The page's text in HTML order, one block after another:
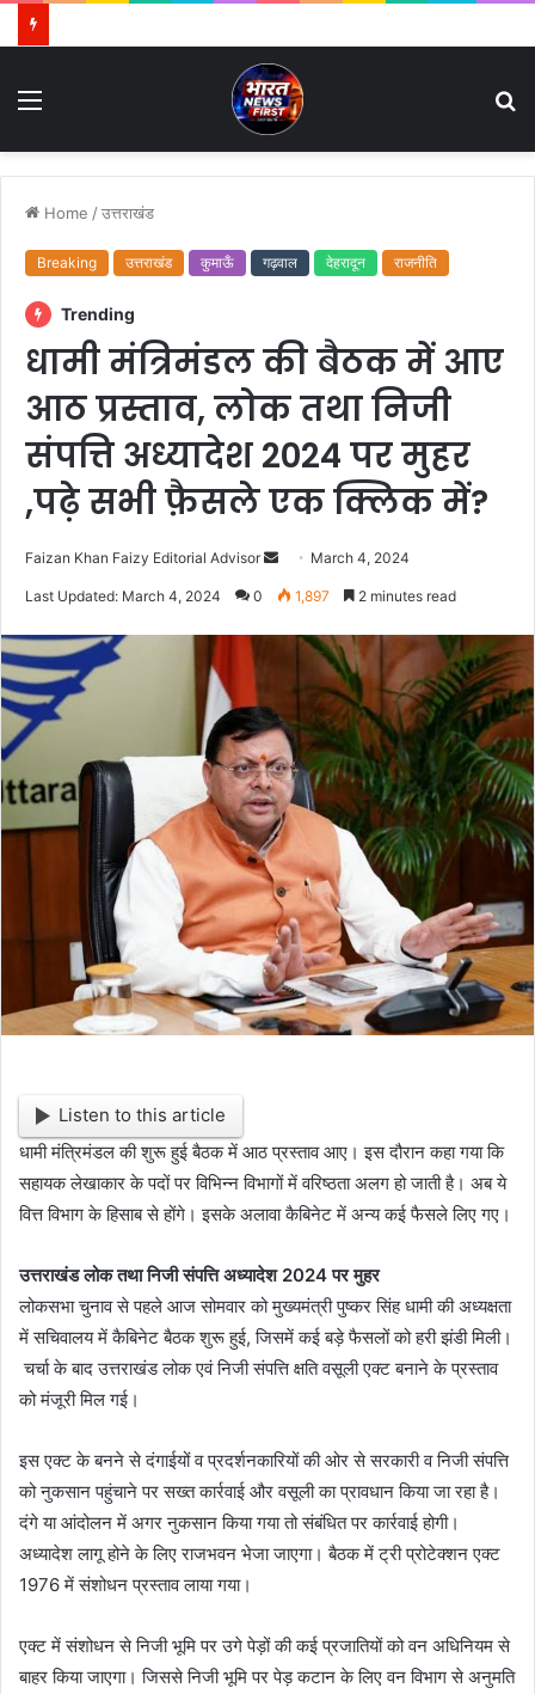
Home /उत्तराखंड
Breaking उत्तराखंड कुमाऊँ गढ़वाल देहरादून राजनीति
Trending
धामी मंत्रिमंडल की बैठक में आए
आठ प्रस्ताव, लोक तथा निजी
संपत्ति अध्यादेश 2024 पर मुहर
,पढ़े सभी फ़ैसले एक क्लिक में?
Faizan Khan Faizy Editorial Advisor
e
e
m
a
i
l
March 4, 2024
Last Updated: March 4, 2024 0 1,897 2 minutes read
Listen to this article
धामी मंत्रिमंडल की शुरू हुई बैठक में आठ प्रस्ताव आए। इस दौरान कहा गया कि
सहायक लेखाकार के पदों पर विभिन्न विभागों में वरिष्ठता अलग हो जाती है। अब ये
वित्त विभाग के हिसाब से होंगे। इसके अलावा कैबिनेट में अन्य कई फैसले लिए गए।
उत्तराखंड लोक तथा निजी संपत्ति अध्यादेश 2024 पर मुहर
लोकसभा चुनाव से पहले आज सोमवार को मुख्यमंत्री पुष्कर सिंह धामी की अध्यक्षता
में सचिवालय में कैबिनेट बैठक शुरू हुई, जिसमें कई बड़े फैसलों को हरी झंडी मिली।
चर्चा के बाद उत्तराखंड लोक एवं निजी संपत्ति क्षति वसूली एक्ट बनाने के प्रस्ताव
को मंजूरी मिल गई।
इस एक्ट के बनने से दंगाईयों व प्रदर्शनकारियों की ओर से सरकारी व निजी संपत्ति
को नुकसान पहुंचाने पर सख्त कार्रवाई और वसूली का प्रावधान किया जा रहा है।
दंगे या आंदोलन में अगर नुकसान किया गया तो संबंधित पर कार्रवाई होगी।
अध्यादेश लागू होने के लिए राजभवन भेजा जाएगा। बैठक में ट्री प्रोटेक्शन एक्ट
1976 में संशोधन प्रस्ताव लाया गया।
एक्ट में संशोधन से निजी भूमि पर उगे पेड़ों की कई प्रजातियों को वन अधिनियम से
बाहर किया जाएगा। जिससे निजी भूमि पर पेड़ कटान के लिए वन विभाग से अनुमति